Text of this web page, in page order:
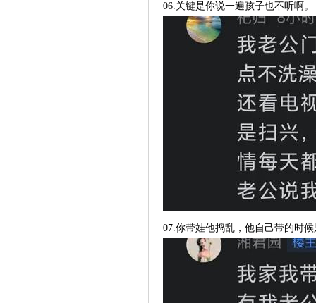
06.关键是你说一遍孩子也不听啊。
07.你带娃他捣乱，他自己带的时